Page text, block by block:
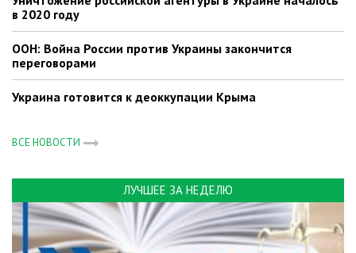
в 2020 году
ООН: Война России против Украины закончится
переговорами
Украина готовится к деоккупации Крыма
ВСЕ НОВОСТИ
ЛУЧШЕЕ ЗА НЕДЕЛЮ